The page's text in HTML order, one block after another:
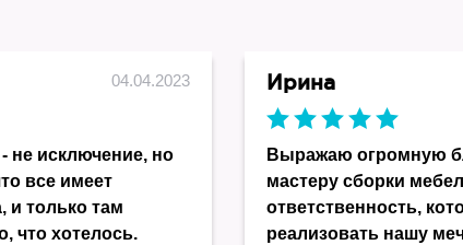
04.04.2023
не исключение, но
все имеет
и только там
что хотелось.
Ирина
Выражаю огромную
мастеру сборки
ответственность,
реализовать нашу